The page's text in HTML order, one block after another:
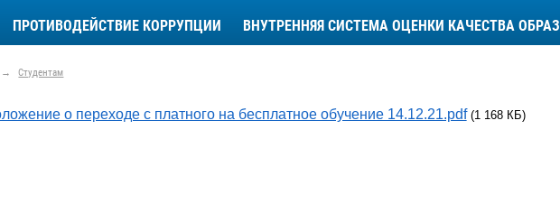
ПРОТИВОДЕЙСТВИЕ КОРРУПЦИИ ВНУТРЕННЯЯ СИСТЕМА ОЦЕНКИ КАЧЕСТВА
→ Студентам
о переходе с платного на бесплатное обучение 14.12.21.pdf (1 168 КБ)